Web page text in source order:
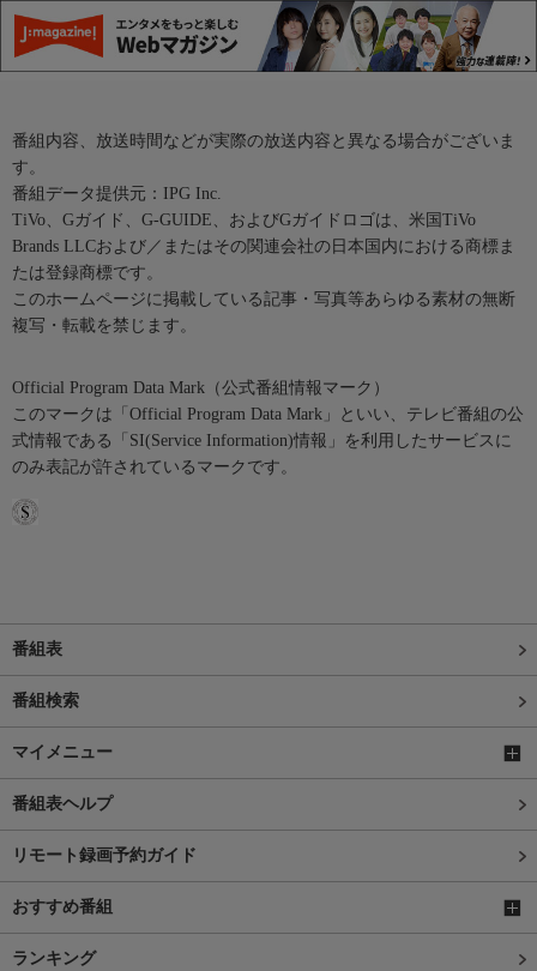
番組内容、放送時間などが実際の放送内容と異なる場合がございま
す。
番組データ提供元：IPG Inc.
TiVo、Gガイド、G-GUIDE、およびGガイドロゴは、米国TiVo
Brands LLCおよび／またはその関連会社の日本国内における商標ま
たは登録商標です。
このホームページに掲載している記事・写真等あらゆる素材の無断
複写・転載を禁じます。
Official Program Data Mark（公式番組情報マーク）
このマークは「Official Program Data Mark」といい、テレビ番組の公
式情報である「SI(Service Information)情報」を利用したサービスに
のみ表記が許されているマークです。
番組表
番組検索
マイメニュー
番組表ヘルプ
リモート録画予約ガイド
おすすめ番組
ランキング